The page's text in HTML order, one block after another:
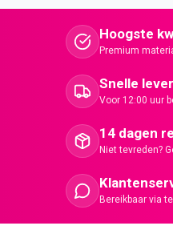
Hoogste
Premium
Snelle
Voor 12:00 uur
14 dagen
Niet tevreden?
Bereikbaar via